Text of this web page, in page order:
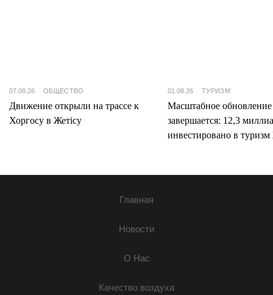
07.08.26 ОБЩЕСТВО
Движение открыли на трассе к
Хоргосу в Жетісу
01.08.26 ТУРИЗМ
Масштабное
завершается: 12,3
инвестировано в туризм
Главная
Новости
О Нас
Качество воздуха